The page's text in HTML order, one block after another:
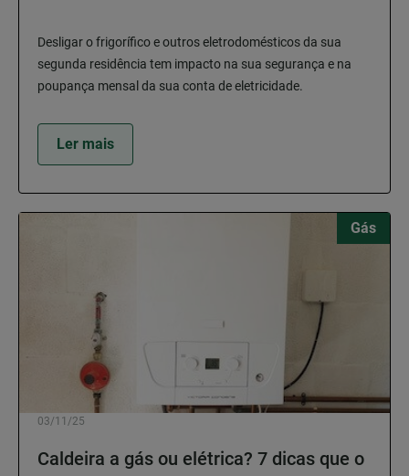
Desligar o frigorífico e outros eletrodomésticos da sua
segunda residência tem impacto na sua segurança e na
poupança mensal da sua conta de eletricidade.
Ler mais
Gás
03/11/25
Caldeira a gás ou elétrica? 7 dicas que o